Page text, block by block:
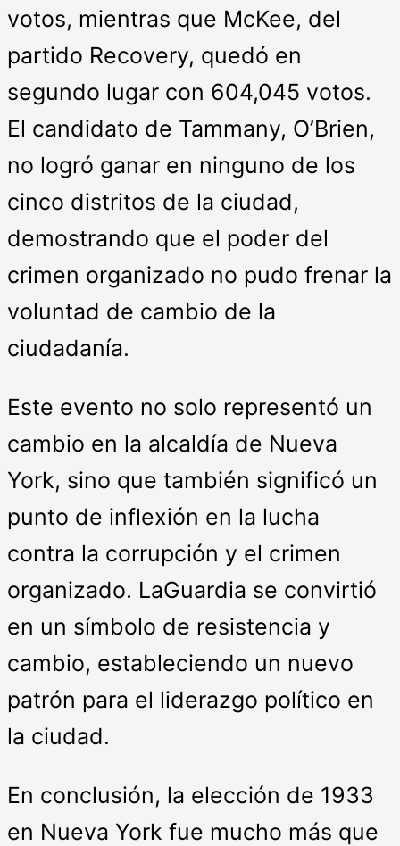
votos, mientras que McKee, del
partido Recovery, quedó en
segundo lugar con 604,045 votos.
El candidato de Tammany, O’Brien,
no logró ganar en ninguno de los
cinco distritos de la ciudad,
demostrando que el poder del
crimen organizado no pudo frenar la
voluntad de cambio de la
ciudadanía.
Este evento no solo representó un
cambio en la alcaldía de Nueva
York, sino que también significó un
punto de inflexión en la lucha
contra la corrupción y el crimen
organizado. LaGuardia se convirtió
en un símbolo de resistencia y
cambio, estableciendo un nuevo
patrón para el liderazgo político en
la ciudad.
En conclusión, la elección de 1933
en Nueva York fue mucho más que